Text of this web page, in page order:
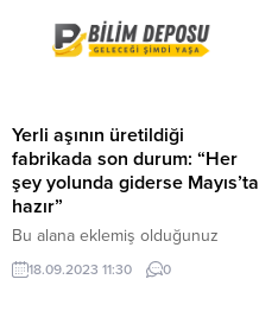
eklenmişse başlık altında kalın
olarak bu şekilde gösterilir,
Yerli aşının üretildiği
fabrikada son durum: “Her
şey yolunda giderse Mayıs’ta
hazır”
Bu alana eklemiş olduğunuz
haberle ilgili kısa bir özet bilgisi
ekleyebilirsiniz. Bu metin yazı
18.09.2023 11:30 0